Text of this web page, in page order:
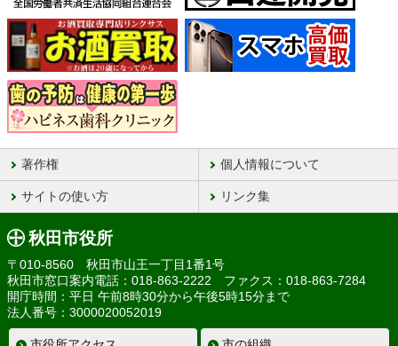
著作権 個人情報について
サイトの使い方 リンク集
秋田市役所
〒010-8560 秋田市山王一丁目1番1号
秋田市窓口案内電話：018-863-2222 ファクス：018-863-7284
開庁時間：平日 午前8時30分から午後5時15分まで
法人番号：3000020052019